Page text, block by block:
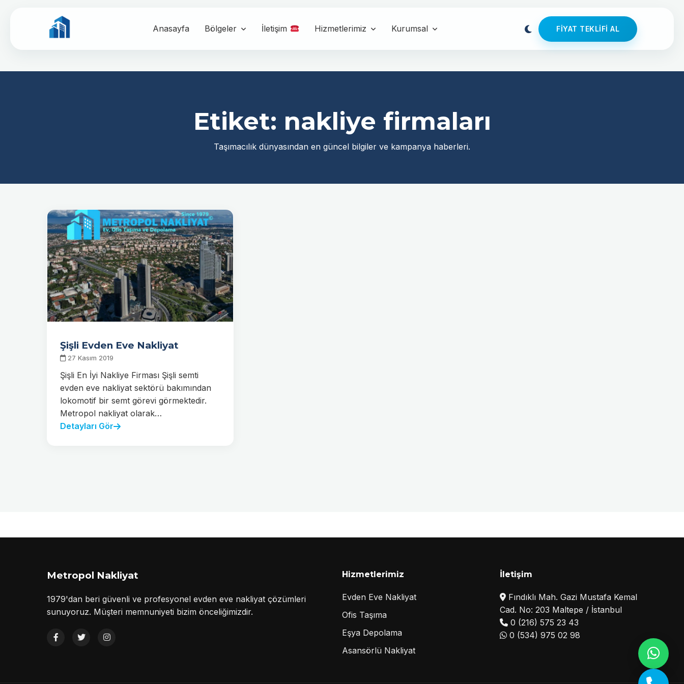
Anasayfa Bölgeler İletişim Hizmetlerimiz Kurumsal FIYAT TEKLIFI AL
Etiket: nakliye firmaları
Taşımacılık dünyasından en güncel bilgiler ve kampanya haberleri.
Şişli Evden Eve Nakliyat
27 Kasım 2019
Şişli En İyi Nakliye Firması Şişli semti
evden eve nakliyat sektörü bakımından
lokomotif bir semt görevi görmektedir.
Metropol nakliyat olarak…
Detayları Gör
Metropol Nakliyat
1979'dan beri güvenli ve profesyonel evden eve nakliyat çözümleri
sunuyoruz. Müşteri memnuniyeti bizim önceliğimizdir.
Hizmetlerimiz
Evden Eve Nakliyat
Ofis Taşıma
Eşya Depolama
Asansörlü Nakliyat
İletişim
Fındıklı Mah. Gazi Mustafa Kemal
Cad. No: 203 Maltepe / İstanbul
0 (216) 575 23 43
0 (534) 975 02 98